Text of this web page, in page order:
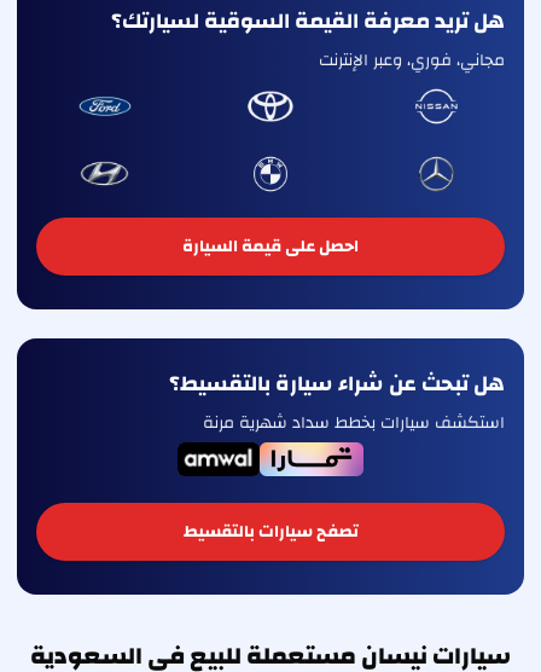
هل تريد معرفة القيمة السوقية لسيارتك؟
مجاني، فوري، وعبر الإنترنت
احصل على قيمة السيارة
هل تبحث عن شراء سيارة بالتقسيط؟
استكشف سيارات بخطط سداد شهرية مرنة
تصفح سيارات بالتقسيط
سيارات نيسان مستعملة للبيع في السعودية